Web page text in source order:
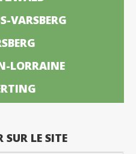
VARSBERG
LORRAINE
SUR LE SITE